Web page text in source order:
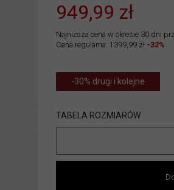
949,99 zł
Najniższa cena w okresie 30 dni
Cena regularna: 1399,99 zł -32%
-30% drugi i kolejne
TABELA ROZMIARÓW